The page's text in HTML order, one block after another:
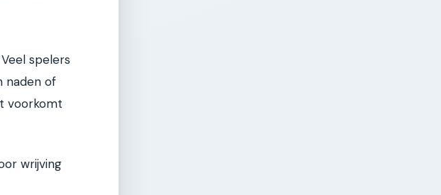
spelers
naden of
voorkomt
wrijving